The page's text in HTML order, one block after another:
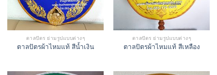
ตาลปัตร ย่ามรูปแบบต่างๆ
ตาลปัตรผ้าไหมแท้ สีน้ำเงิน
ตาลปัตร ย่ามรูปแบบต่างๆ
ตาลปัตรผ้าไหมแท้ สีเหลือง